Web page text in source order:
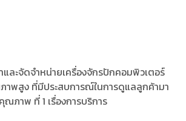
และจัดจำหน่ายเครื่องจักรปักคอมพิวเตอร์
าพสูง ที่มีประสบการณ์ในการดูแลลูกค้ามา
ภาพ ที่ 1 เรื่องการบริการ